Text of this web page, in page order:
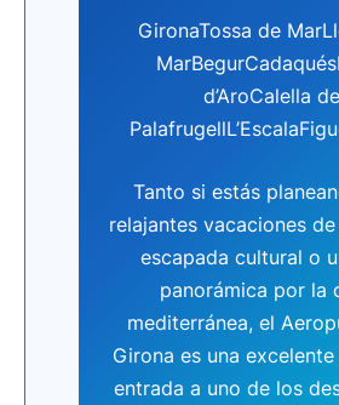
GironaTossa de
d’AroCalella de
Tanto si estás
relajantes vacaciones
escapada cultural o
panorámica por la
mediterránea, el
Girona es una
entrada a uno de los